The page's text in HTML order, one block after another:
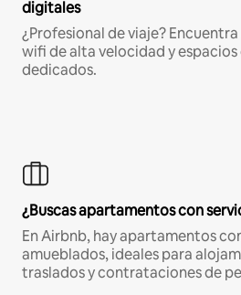
digitales
¿Profesional de viaje?
wifi de alta velocidad y
dedicados.
¿Buscas apartamentos con
En Airbnb, hay apartamentos
amueblados, ideales para
traslados y contrataciones de